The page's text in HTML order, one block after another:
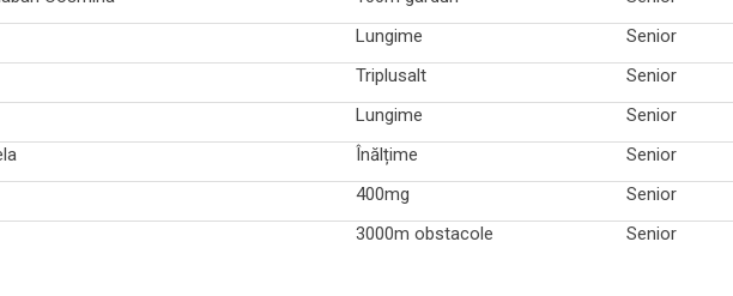
Lungime
Senior
Triplusalt
Senior
Lungime
Senior
Înălțime
Senior
400mg
Senior
3000m obstacole Senior